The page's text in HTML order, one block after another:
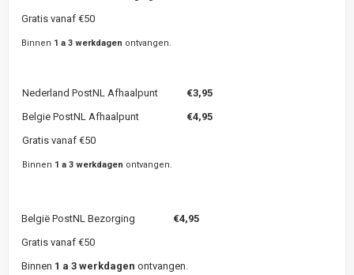
Gratis vanaf €50
Binnen 1 a 3 werkdagen ontvangen.
Nederland PostNL Afhaalpunt €3,95
Belgie PostNL Afhaalpunt
€4,95
Gratis vanaf €50
Binnen 1 a 3 werkdagen ontvangen.
België PostNL Bezorging €4,95
Gratis vanaf €50
Binnen 1 a 3 werkdagen ontvangen.